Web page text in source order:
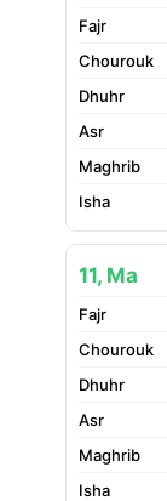
11, Ma